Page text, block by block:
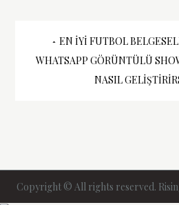
Yazı
gezinmesi
EN İYI FUTBOL
WHATSAPP GÖRÜNTÜLÜ
NASIL
Copyright © All rights reserved.